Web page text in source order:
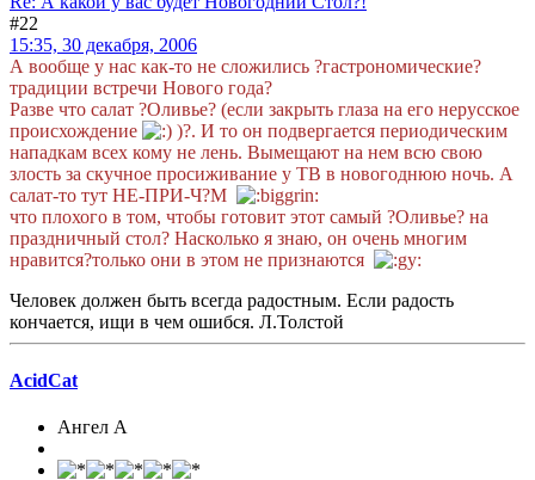
#22
15:35, 30 декабря, 2006
А вообще у нас как-то не сложились ?гастрономические?
традиции встречи Нового года?
Разве что салат ?Оливье? (если закрыть глаза на его нерусское
происхождение
)?. И то он подвергается периодическим
нападкам всех кому не лень. Вымещают на нем всю свою
злость за скучное просиживание у ТВ в новогоднюю ночь. А
салат-то тут НЕ-ПРИ-Ч?М
что плохого в том, чтобы готовит этот самый ?Оливье? на
праздничный стол? Насколько я знаю, он очень многим
нравится?только они в этом не признаются
Человек должен быть всегда радостным. Если радость
кончается, ищи в чем ошибся. Л.Толстой
AcidCat
Ангел А